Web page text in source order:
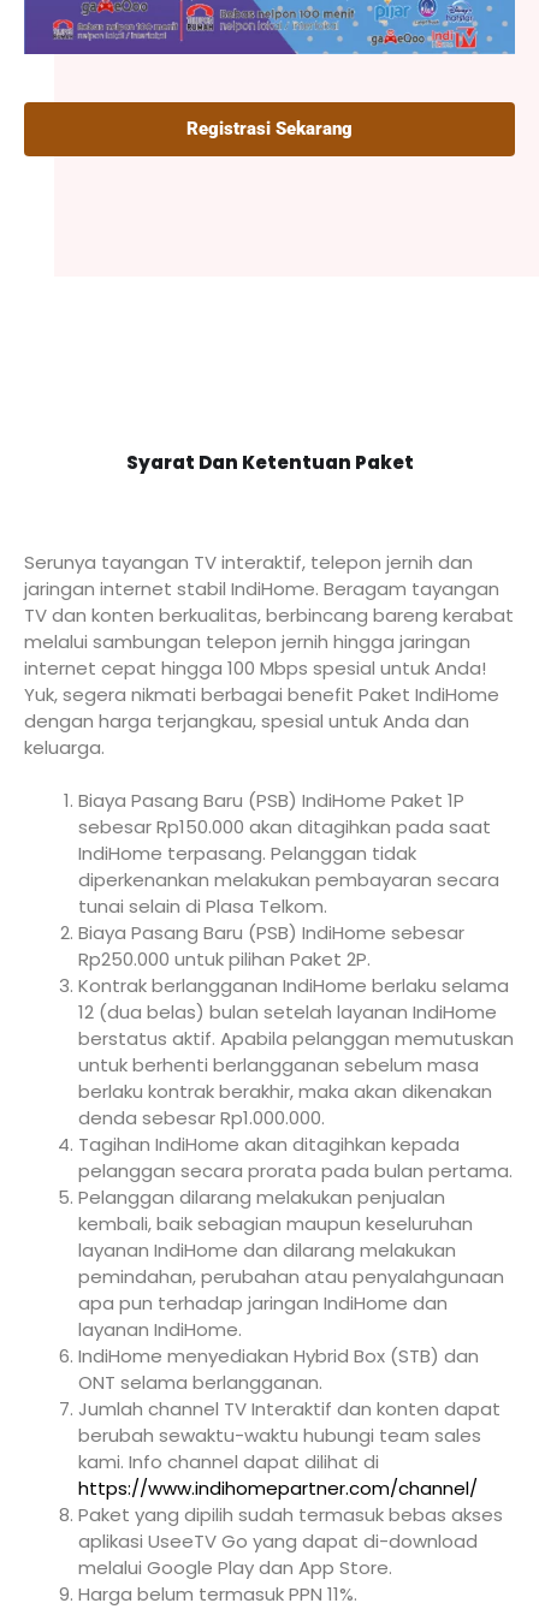
Registrasi Sekarang
Syarat Dan Ketentuan Paket
Serunya tayangan TV interaktif, telepon jernih dan
jaringan internet stabil IndiHome. Beragam tayangan
TV dan konten berkualitas, berbincang bareng kerabat
melalui sambungan telepon jernih hingga jaringan
internet cepat hingga 100 Mbps spesial untuk Anda!
Yuk, segera nikmati berbagai benefit Paket IndiHome
dengan harga terjangkau, spesial untuk Anda dan
keluarga.
Biaya Pasang Baru (PSB) IndiHome Paket 1P
sebesar Rp150.000 akan ditagihkan pada saat
IndiHome terpasang. Pelanggan tidak
diperkenankan melakukan pembayaran secara
tunai selain di Plasa Telkom.
Biaya Pasang Baru (PSB) IndiHome sebesar
Rp250.000 untuk pilihan Paket 2P.
Kontrak berlangganan IndiHome berlaku selama
12 (dua belas) bulan setelah layanan IndiHome
berstatus aktif. Apabila pelanggan memutuskan
untuk berhenti berlangganan sebelum masa
berlaku kontrak berakhir, maka akan dikenakan
denda sebesar Rp1.000.000.
Tagihan IndiHome akan ditagihkan kepada
pelanggan secara prorata pada bulan pertama.
Pelanggan dilarang melakukan penjualan
kembali, baik sebagian maupun keseluruhan
layanan IndiHome dan dilarang melakukan
pemindahan, perubahan atau penyalahgunaan
apa pun terhadap jaringan IndiHome dan
layanan IndiHome.
IndiHome menyediakan Hybrid Box (STB) dan
ONT selama berlangganan.
Jumlah channel TV Interaktif dan konten dapat
berubah sewaktu-waktu hubungi team sales
kami. Info channel dapat dilihat di
https://www.indihomepartner.com/channel/
Paket yang dipilih sudah termasuk bebas akses
aplikasi UseeTV Go yang dapat di-download
melalui Google Play dan App Store.
Harga belum termasuk PPN 11%.